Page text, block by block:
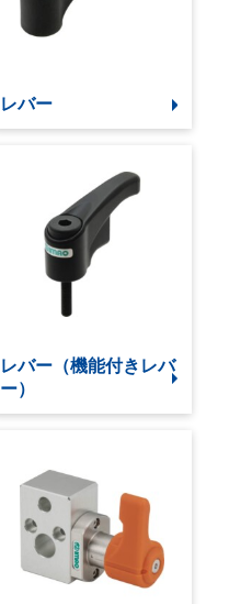
レバー
レバー（機能付きレバ
ー）